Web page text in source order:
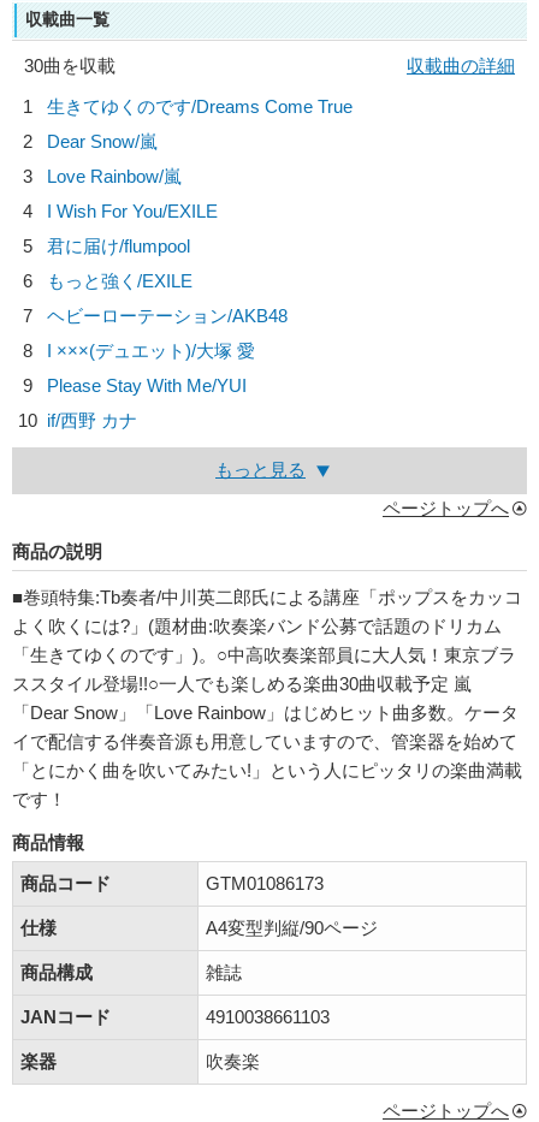
収載曲一覧
30曲を収載
収載曲の詳細
1
生きてゆくのです/Dreams Come True
2
Dear Snow/嵐
3
Love Rainbow/嵐
4
I Wish For You/EXILE
5
君に届け/flumpool
6
もっと強く/EXILE
7
ヘビーローテーション/AKB48
8
I ×××(デュエット)/大塚 愛
9
Please Stay With Me/YUI
10 if/西野 カナ
もっと見る
ページトップへ
商品の説明
■巻頭特集:Tb奏者/中川英二郎氏による講座「ポップスをカッコ
よく吹くには?」(題材曲:吹奏楽バンド公募で話題のドリカム
「生きてゆくのです」)。○中高吹奏楽部員に大人気！東京ブラ
ススタイル登場!!○一人でも楽しめる楽曲30曲収載予定 嵐
「Dear Snow」「Love Rainbow」はじめヒット曲多数。ケータ
イで配信する伴奏音源も用意していますので、管楽器を始めて
「とにかく曲を吹いてみたい!」という人にピッタリの楽曲満載
です！
商品情報
商品コード
GTM01086173
仕様 A4変型判縦/90ページ
商品構成 雑誌
JANコード 4910038661103
楽器 吹奏楽
ページトップへ